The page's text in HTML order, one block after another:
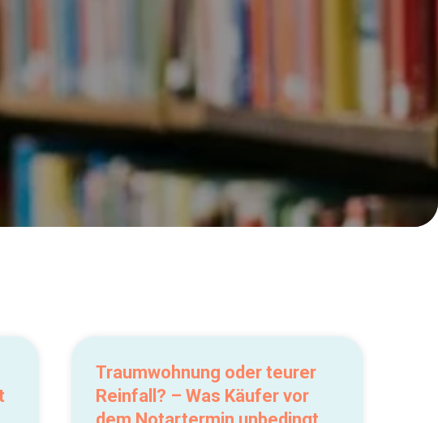
Traumwohnung oder teurer
Reinfall? – Was Käufer vor